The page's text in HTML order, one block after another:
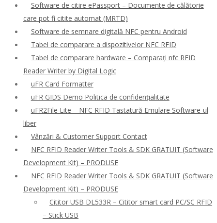
Software de citire ePassport – Documente de călătorie
care pot fi citite automat (MRTD)
Software de semnare digitală NFC pentru Android
Tabel de comparare a dispozitivelor NFC RFID
Tabel de comparare hardware – Comparați nfc RFID
Reader Writer by Digital Logic
uFR Card Formatter
uFR GIDS Demo Politica de confidențialitate
uFR2File Lite – NFC RFID Tastatură Emulare Software-ul
liber
Vânzări & Customer Support Contact
NFC RFID Reader Writer Tools & SDK GRATUIT (Software
Development Kit) – PRODUSE
NFC RFID Reader Writer Tools & SDK GRATUIT (Software
Development Kit) – PRODUSE
Cititor USB DL533R – Cititor smart card PC/SC RFID
– Stick USB